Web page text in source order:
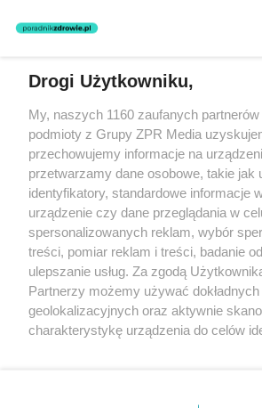
nie prowadzi działalności leczniczej
świadczeń zdrowotnych w rozumieniu art. 3
Żaden utwór zamieszczony w serwisie nie
rozpowszechniany lub dalej
(w tym także elektroniczny lub mechaniczny)
eksploatacji w jakiejkolwiek formie, włącznie z
Internecie bez pisemnej zgody właściciela
lub wykorzystanie utworów w całości lub w
prawa, tzn. bez właściwej zgody, jest
może być ścigane prawnie.
O nas
Drogi Użytkowniku,
My, naszych 1160 zaufanych
podmioty z Grupy ZPR Media
przechowujemy informacje na
przetwarzamy dane osobowe, takie jak
identyfikatory, standardowe informacje
urządzenie czy dane przeglądania w
spersonalizowanych reklam, wybór
treści, pomiar reklam i treści, badanie
ulepszanie usług. Za zgodą
Partnerzy możemy używać
geolokalizacyjnych oraz aktywnie
charakterystykę urządzenia do celów